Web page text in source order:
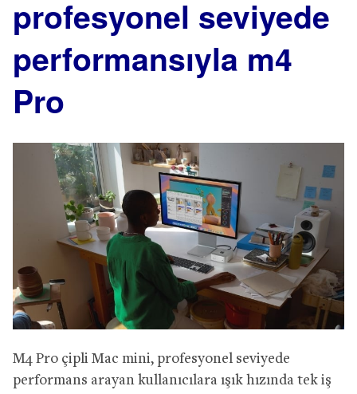
profesyonel seviyede
performansıyla m4
Pro
M4 Pro çipli Mac mini, profesyonel seviyede
performans arayan kullanıcılara ışık hızında tek iş